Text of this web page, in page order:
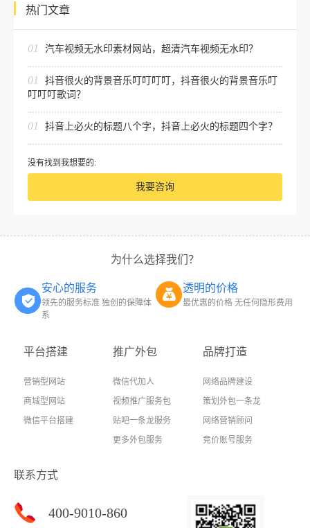
热门文章
01 汽车视频无水印素材网站，超清汽车视频无水印？
01
抖音很火的背景音乐叮叮叮叮，抖音很火的背景音乐叮
叮叮叮歌词？
01 抖音上必火的标题八个字，抖音上必火的标题四个字？
没有找到我想要的:
我要咨询
为什么选择我们？
安心的服务
领先的服务标准 独创的保障体
系
透明的价格
最优惠的价格 无任何隐形费用
平台搭建
营销型网站
商城型网站
微信平台搭建
推广外包
微信代加人
视频推广服务包
贴吧一条龙服务
更多外包服务
品牌打造
网络品牌建设
策划外包一条龙
网络营销顾问
竞价账号服务
联系方式
400-9010-860